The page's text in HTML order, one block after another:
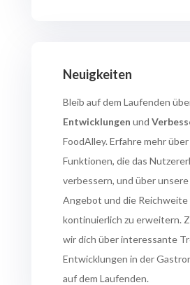
Neuigkeiten
Bleib auf dem Laufenden
Entwicklungen und
FoodAlley. Erfahre mehr
Funktionen, die das
verbessern, und über unsere
Angebot und die Reichweite
kontinuierlich zu erweitern.
wir dich über interessante
Entwicklungen in der
auf dem Laufenden.